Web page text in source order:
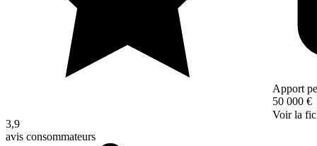
3,9
avis consommateurs
Apport
50 000 €
Voir la